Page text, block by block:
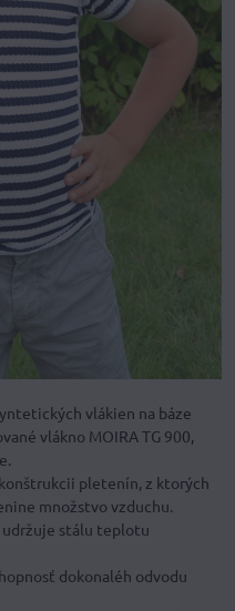
vlákien na báze
vlákno MOIRA TG 900,
pletenín, z ktorých
množstvo vzduchu.
udržuje stálu teplotu
dokonaléh odvodu